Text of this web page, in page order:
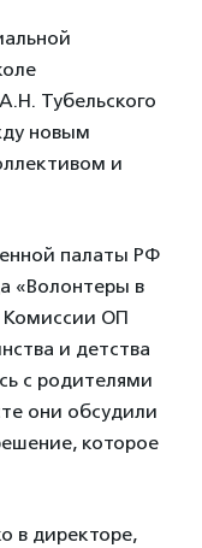
Тубельского
новым
и
палаты РФ
«Волонтеры в
Комиссии ОП
и детства
с родителями
они обсудили
которое
в директоре,